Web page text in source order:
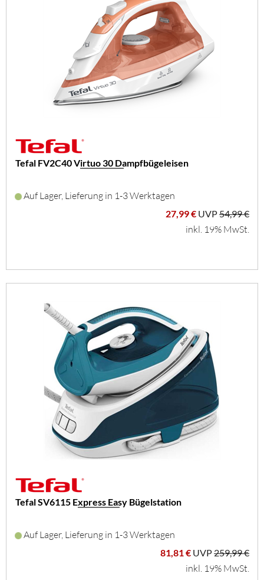
Tefal FV2C40 Virtuo 30 Dampfbügeleisen
Auf Lager, Lieferung in 1-3 Werktagen
27,99 € UVP54,99 €
inkl. 19% MwSt.
Tefal SV6115 Express Easy Bügelstation
Auf Lager, Lieferung in 1-3 Werktagen
81,81 € UVP259,99 €
inkl. 19% MwSt.